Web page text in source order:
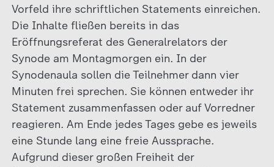
Vorfeld ihre schriftlichen Statements einreichen.
Die Inhalte fließen bereits in das
Eröffnungsreferat des Generalrelators der
Synode am Montagmorgen ein. In der
Synodenaula sollen die Teilnehmer dann vier
Minuten frei sprechen. Sie können entweder ihr
Statement zusammenfassen oder auf Vorredner
reagieren. Am Ende jedes Tages gebe es jeweils
eine Stunde lang eine freie Aussprache.
Aufgrund dieser großen Freiheit der